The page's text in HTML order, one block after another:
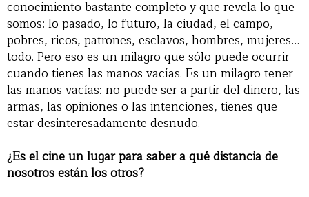
conocimiento bastante completo y que revela lo que
somos: lo pasado, lo futuro, la ciudad, el campo,
pobres, ricos, patrones, esclavos, hombres, mujeres…
todo. Pero eso es un milagro que sólo puede ocurrir
cuando tienes las manos vacías. Es un milagro tener
las manos vacías: no puede ser a partir del dinero, las
armas, las opiniones o las intenciones, tienes que
estar desinteresadamente desnudo.
¿Es el cine un lugar para saber a qué distancia de
nosotros están los otros?